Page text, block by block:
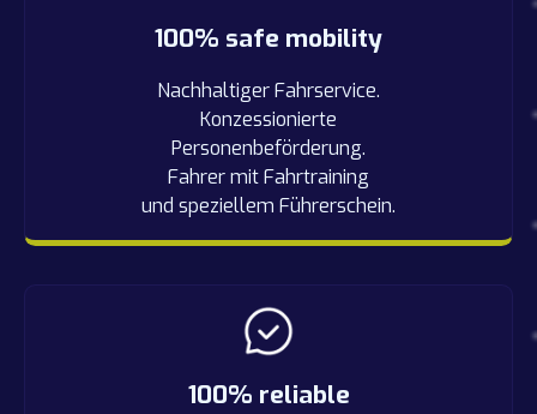
100% safe mobility
Nachhaltiger Fahrservice.
Konzessionierte
Personenbeförderung.
Fahrer mit Fahrtraining
und speziellem Führerschein.
100% reliable